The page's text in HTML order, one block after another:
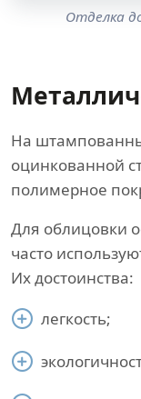
Отделка
На
оцинкованной
полимерное
Для облицовки
часто
Их достоинства:
легкость;